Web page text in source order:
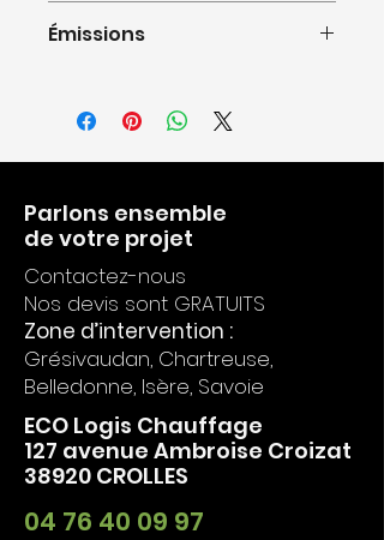
Émissions
Parlons ensemble
de votre projet
Contactez-nous
Nos devis sont GRATUITS
Zone d’intervention :
Grésivaudan, Chartreuse,
Belledonne, Isère, Savoie
ECO Logis Chauffage
127 avenue Ambroise Croizat
38920 CROLLES
04 76 40 09 97